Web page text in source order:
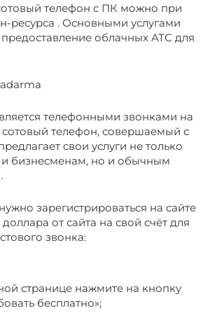
телефон с ПК можно при
ресурса . Основными услугами
предоставление облачных АТС для
телефонными звонками на
телефон, совершаемый с
свои услуги не только
бизнесменам, но и обычным
зарегистрироваться на сайте
от сайта на свой счёт для
звонка:
странице нажмите на кнопку
бесплатно»;